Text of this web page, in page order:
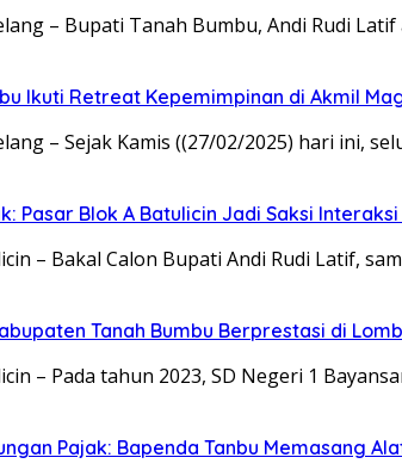
– Bupati Tanah Bumbu, Andi Rudi
Ikuti Retreat Kepemimpinan di Akmil
– Sejak Kamis ((27/02/2025) hari ini,
Pasar Blok A Batulicin Jadi Saksi
– Bakal Calon Bupati Andi Rudi Latif,
Tanah Bumbu Berprestasi di
– Pada tahun 2023, SD Negeri 1
Pajak: Bapenda Tanbu Memasang